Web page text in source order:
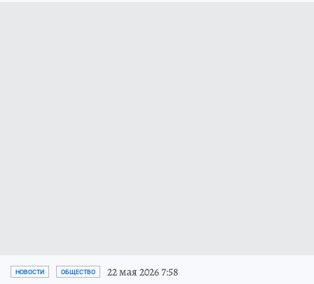
НОВОСТИ ОБЩЕСТВО 22 мая 2026 7:58